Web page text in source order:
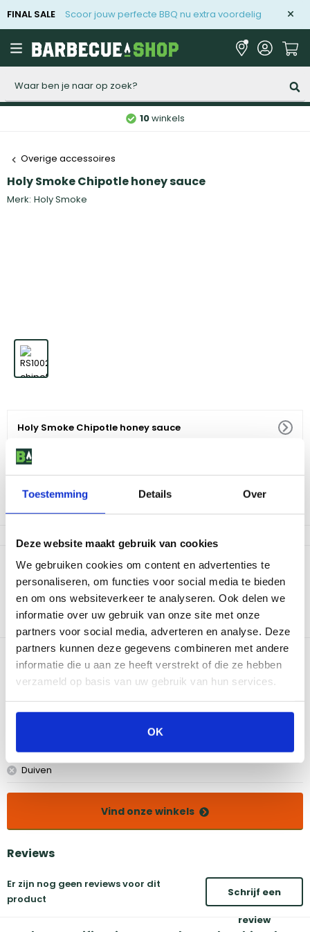
Toestemming Details Over
Deze website maakt gebruik van cookies
We gebruiken cookies om content en advertenties te
personaliseren, om functies voor social media te bieden
en om ons websiteverkeer te analyseren. Ook delen we
informatie over uw gebruik van onze site met onze
partners voor social media, adverteren en analyse. Deze
partners kunnen deze gegevens combineren met andere
informatie die u aan ze heeft verstrekt of die ze hebben
verzameld op basis van uw gebruik van hun services.
OK
FINAL SALE Scoor jouw perfecte BBQ nu extra voordelig
10winkels
Overige accessoires
Holy Smoke Chipotle honey sauce
Merk: Holy Smoke
Holy Smoke Chipotle honey sauce
4,95
Alleen afhalen mogelijk
Af te halen in 4 winkels
Productomschrijving
Een romige, pittige en rokerige saus die elk stuk vlees of groente
naar een hoger niveau tilt met een vleugje rokerige zoetheid.
Ook perfect als dip. Alleen verkrijgbaar in geselecteerde winkels.
Bekijk dit product in onze winkels
Amsterdam
Doetinchem
Duiven
Eindhoven
Utrecht
Vind onze winkels
Reviews
Er zijn nog geen reviews voor dit
product
Schrijf een
review